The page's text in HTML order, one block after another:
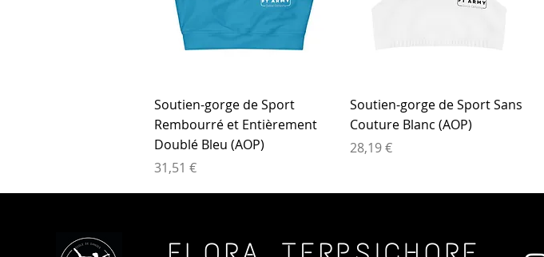
Aperçu rapide
Soutien-gorge de Sport
Rembourré et Entièrement
Doublé Bleu (AOP)
Prix
31,51 €
Aperçu rapide
Soutien-gorge de Sport Sans
Couture Blanc (AOP)
Prix
28,19 €